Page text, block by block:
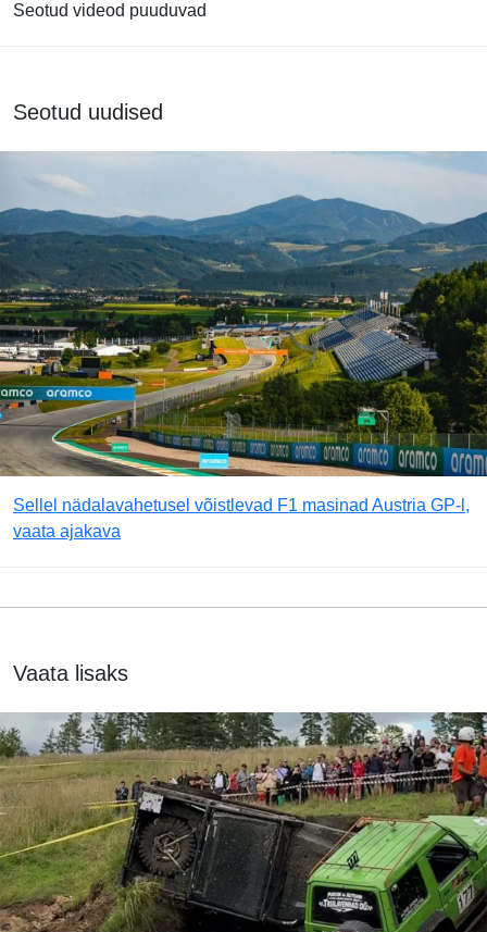
Seotud videod puuduvad
Seotud uudised
Sellel nädalavahetusel võistlevad F1 masinad Austria GP-l,
vaata ajakava
Vaata lisaks